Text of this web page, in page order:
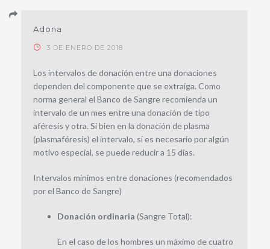
Adona
3 DE ENERO DE 2018
Los intervalos de donación entre una donaciones
dependen del componente que se extraiga. Como
norma general el Banco de Sangre recomienda un
intervalo de un mes entre una donación de tipo
aféresis y otra. Si bien en la donación de plasma
(plasmaféresis) el intervalo, si es necesario por algún
motivo especial, se puede reducir a 15 días.
Intervalos mínimos entre donaciones (recomendados
por el Banco de Sangre)
Donación ordinaria (Sangre Total):
En el caso de los hombres un máximo de cuatro